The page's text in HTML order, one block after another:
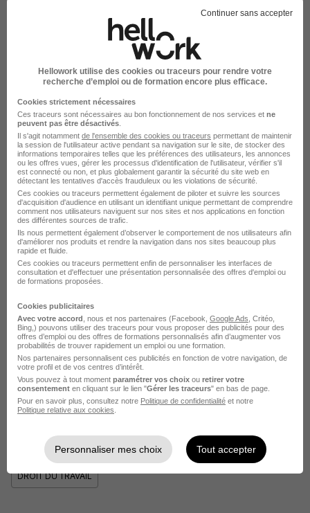
Produire du contenu pour améliorer son e-
réputation
En parallèle, vous pouvez également produire du
contenu : des articles pour mettre en avant votre
expertise ou pour faire connaître vos activités par
exemple. C'est la meilleure manière d'améliorer
votre identité numérique : la production de
contenus de qualité permet de repousser
mécaniquement les contenus plus nuisibles aux
pages "suivantes" sur les moteurs de recherche.
Et personne n'ira voir en page 10 ce qui se dit de
vous sur Internet !
Partager l’article
Facebook X Linkedin
Les sujets liés
DROIT DU TRAVAIL
Continuer sans accepter
Hellowork utilise des cookies ou traceurs pour rendre votre
recherche d’emploi ou de formation encore plus efficace.
Cookies strictement nécessaires
Ces traceurs sont nécessaires au bon fonctionnement de nos services et ne
peuvent pas être désactivés
Il s'agit notamment de l'ensemble des cookies ou traceurs permettant de maintenir
la session de l'utilisateur active pendant sa navigation sur le site, de stocker des
informations temporaires telles que les préférences des utilisateurs, les annonces
ou les offres vues, gérer les processus d'identification de l'utilisateur, vérifier s'il
est connecté ou non, et plus globalement garantir la sécurité du site web en
détectant les tentatives d'accès frauduleux ou les violations de sécurité.
Ces cookies ou traceurs permettent également de piloter et suivre les sources
d'acquisition d'audience en utilisant un identifiant unique permettant de comprendre
comment nos utilisateurs naviguent sur nos sites et nos applications en fonction
des différentes sources de trafic.
Ils nous permettent également d’observer le comportement de nos utilisateurs afin
d'améliorer nos produits et rendre la navigation dans nos sites beaucoup plus
rapide et fluide.
Ces cookies ou traceurs permettent enfin de personnaliser les interfaces de
consultation et d'effectuer une présentation personnalisée des offres d'emploi ou
de formations proposées.
Cookies publicitaires
Avec votre accord , nous et nos partenaires (Facebook, Google Ads , Critéo,
Bing,) pouvons utiliser des traceurs pour vous proposer des publicités pour des
offres d’emploi ou des offres de formations personnalisés afin d’augmenter vos
probabilités de trouver rapidement un emploi ou une formation.
Nos partenaires personnalisent ces publicités en fonction de votre navigation, de
votre profil et de vos centres d’intérêt.
Vous pouvez à tout moment paramétrer vos choix ou retirer votre
consentement en cliquant sur le lien "Gérer les traceurs" en bas de page.
Pour en savoir plus, consultez notre Politique de confidentialité et notre
Politique relative aux cookies
Personnaliser mes choix Tout accepter